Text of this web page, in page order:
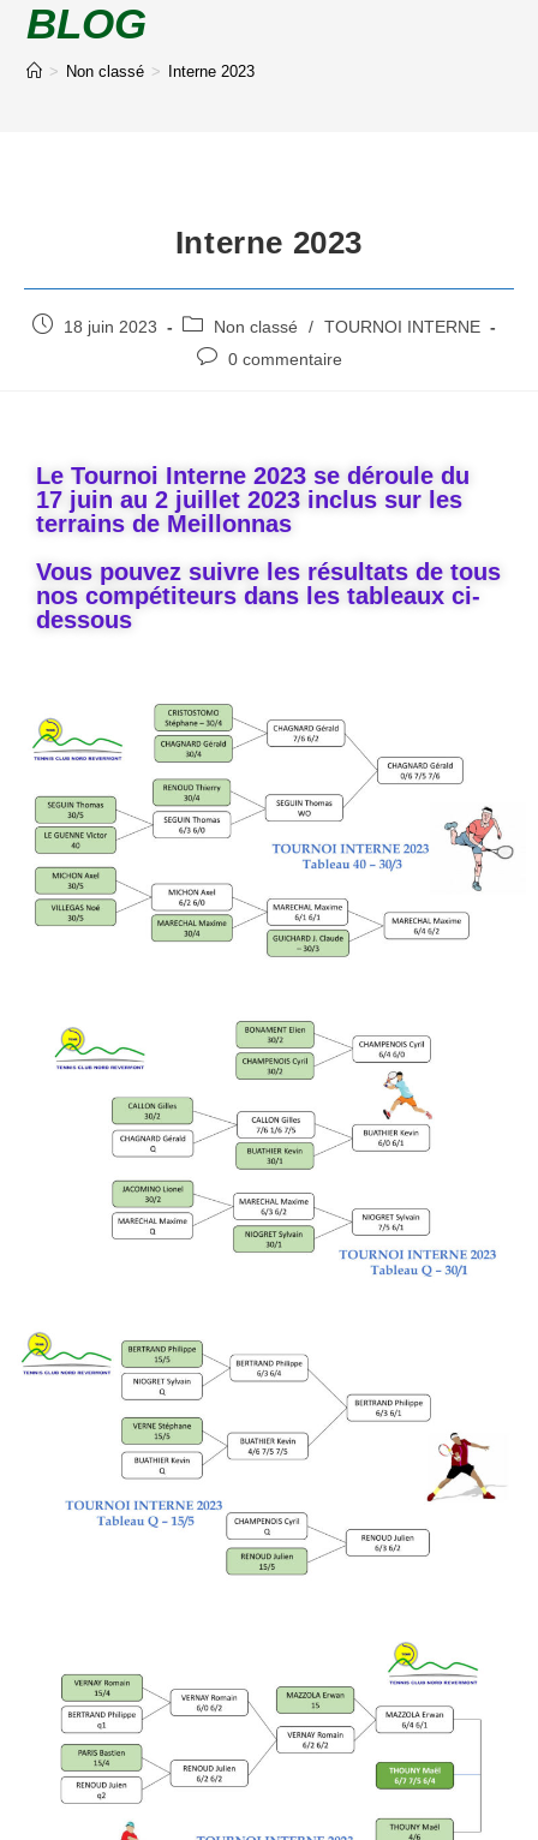
BLOG
> Non classé > Interne 2023
Interne 2023
18 juin 2023 Non classé / TOURNOI INTERNE
0 commentaire
Le Tournoi Interne 2023 se déroule du
17 juin au 2 juillet 2023 inclus sur les
terrains de Meillonnas
Vous pouvez suivre les résultats de tous
nos compétiteurs dans les tableaux ci-
dessous